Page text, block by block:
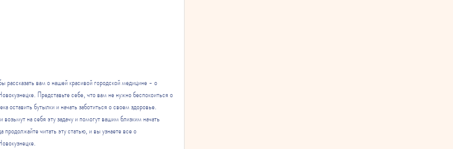
рассказать вам о нашей красивой городской медицине - о
Представьте себе, что вам не нужно беспокоиться о
оставить бутылки и начать заботиться о своем здоровье.
на себя эту задачу и помогут вашим близким начать
читать эту статью, и вы узнаете все о